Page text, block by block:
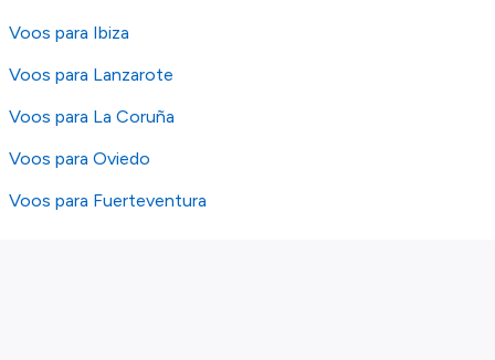
Voos para Ibiza
Voos para Lanzarote
Voos para La Coruña
Voos para Oviedo
Voos para Fuerteventura